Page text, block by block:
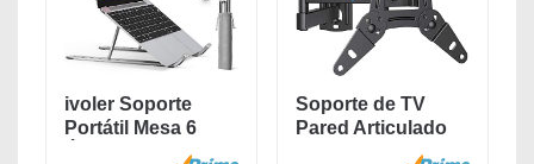
ivoler Soporte
Portátil Mesa 6
Soporte de TV
Pared Articulado